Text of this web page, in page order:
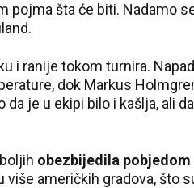
pojma šta će biti. Nadamo
i ranije tokom turnira.
dok Markus
je u ekipi bilo i kašlja, ali
obezbijedila
američkih gradova, što